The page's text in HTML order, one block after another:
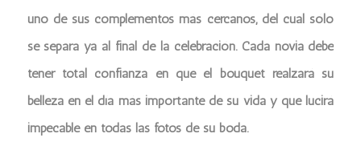
uno de sus complementos más cercanos, del cual sólo
se separa ya al final de la celebración. Cada novia debe
tener total confianza en que el bouquet realzará su
belleza en el día más importante de su vida y que lucirá
impecable en todas las fotos de su boda.